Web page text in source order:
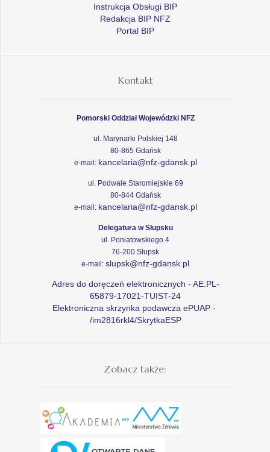
Instrukcja Obsługi BIP
Redakcja BIP NFZ
Portal BIP
Kontakt
Pomorski Oddział Wojewódzki NFZ
ul. Marynarki Polskiej 148
80-865 Gdańsk
e-mail: kancelaria@nfz-gdansk.pl
ul. Podwale Staromiejskie 69
80-844 Gdańsk
e-mail: kancelaria@nfz-gdansk.pl
Delegatura w Słupsku
ul. Poniatowskiego 4
76-200 Słupsk
e-mail: slupsk@nfz-gdansk.pl
Adres do doręczeń elektronicznych - AE:PL-
65879-17021-TUIST-24
Elektroniczna skrzynka podawcza ePUAP -
/im2816rkl4/SkrytkaESP
Zobacz także: